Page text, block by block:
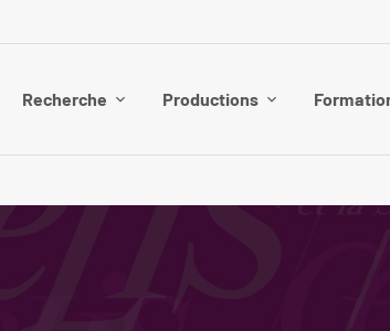
Recherche Productions